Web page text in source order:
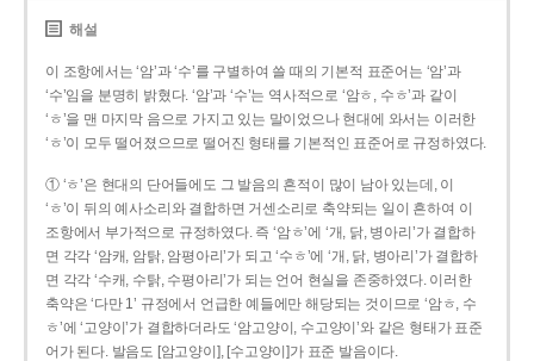
해설
이 조항에서는 ‘암’과 ‘수’를 구별하여 쓸 때의 기본적 표준어는 ‘암’과
‘수’임을 분명히 밝혔다. ‘암’과 ‘수’는 역사적으로 ‘암ㅎ, 수ㅎ’과 같이
‘ㅎ’을 맨 마지막 음으로 가지고 있는 말이었으나 현대에 와서는 이러한
‘ㅎ’이 모두 떨어졌으므로 떨어진 형태를 기본적인 표준어로 규정하였다.
① ‘ㅎ’은 현대의 단어들에도 그 발음의 흔적이 많이 남아 있는데, 이
‘ㅎ’이 뒤의 예사소리와 결합하면 거센소리로 축약되는 일이 흔하여 이
조항에서 부가적으로 규정하였다. 즉 ‘암ㅎ’에 ‘개, 닭, 병아리’가 결합하
면 각각 ‘암캐, 암탉, 암평아리’가 되고 ‘수ㅎ’에 ‘개, 닭, 병아리’가 결합하
면 각각 ‘수캐, 수탉, 수평아리’가 되는 언어 현실을 존중하였다. 이러한
축약은 ‘다만 1’ 규정에서 언급한 예들에만 해당되는 것이므로 ‘암ㅎ, 수
ㅎ’에 ‘고양이’가 결합하더라도 ‘암고양이, 수고양이’와 같은 형태가 표준
어가 된다. 발음도 [암고양이], [수고양이]가 표준 발음이다.